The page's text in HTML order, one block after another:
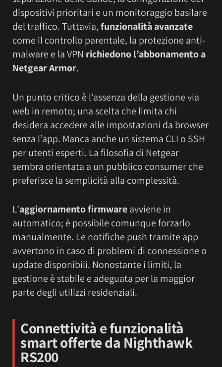
dispositivi prioritari e un monitoraggio basilare
del traffico. Tuttavia,funzionalità avanzate
come il controllo parentale, la protezione anti-
malware e la VPN richiedono l’abbonamento a
Netgear Armor.
Un punto critico è l’assenza della gestione via
web in remoto; una scelta che limita chi
desidera accedere alle impostazioni da browser
senza l’app. Manca anche un sistema CLI o SSH
per utenti esperti. La filosofia di Netgear
sembra orientata a un pubblico consumer che
preferisce la semplicità alla complessità.
L’aggiornamento firmwareavviene in
automatico; è possibile comunque forzarlo
manualmente. Le notifiche push tramite app
avvertono in caso di problemi di connessione o
update disponibili. Nonostante i limiti, la
gestione è stabile e adeguata per la maggior
parte degli utilizzi residenziali.
Connettività e funzionalità
smart offerte da Nighthawk
RS200